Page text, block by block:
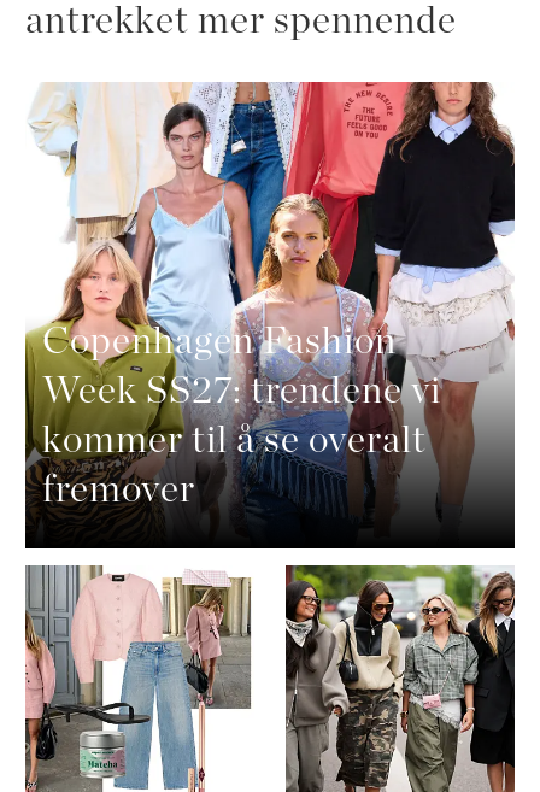
antrekket mer spennende
Copenhagen Fashion
Week SS27: trendene vi
kommer til å se overalt
fremover